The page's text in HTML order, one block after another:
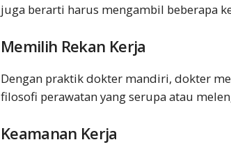
juga berarti harus mengambil beberapa
Memilih Rekan Kerja
Dengan praktik dokter mandiri, dokter
filosofi perawatan yang serupa atau
Keamanan Kerja